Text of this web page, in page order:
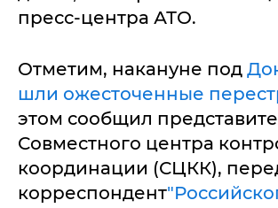
пресс-центра АТО.
Отметим, накануне под
шли ожесточенные
этом сообщил
Совместного центра
координации (СЦКК),
корреспондент